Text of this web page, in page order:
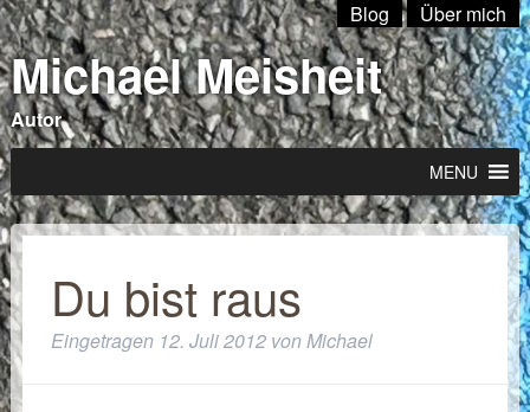
Blog Über mich
Michael Meisheit
Autor
MENU
Du bist raus
Eingetragen 12. Juli 2012 vonMichael